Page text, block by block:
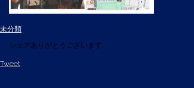
未分類
シェアありがとうございます
Tweet